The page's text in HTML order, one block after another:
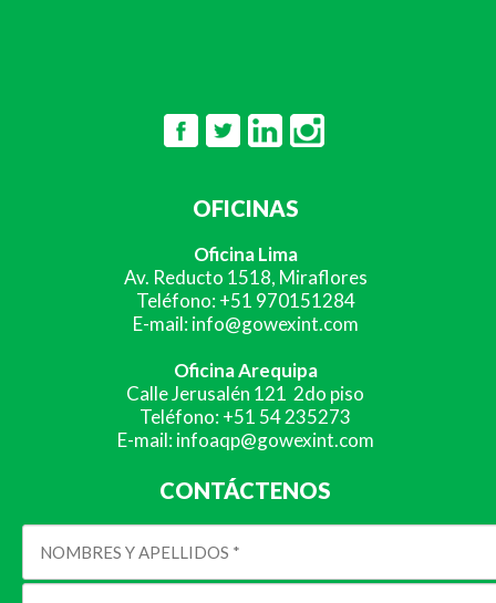
OFICINAS
Oficina Lima
Av. Reducto 1518, Miraflores
Teléfono: +51 970151284
E-mail: info@gowexint.com
Oficina Arequipa
Calle Jerusalén 121 2do piso
Teléfono: +51 54 235273
E-mail: infoaqp@gowexint.com
CONTÁCTENOS